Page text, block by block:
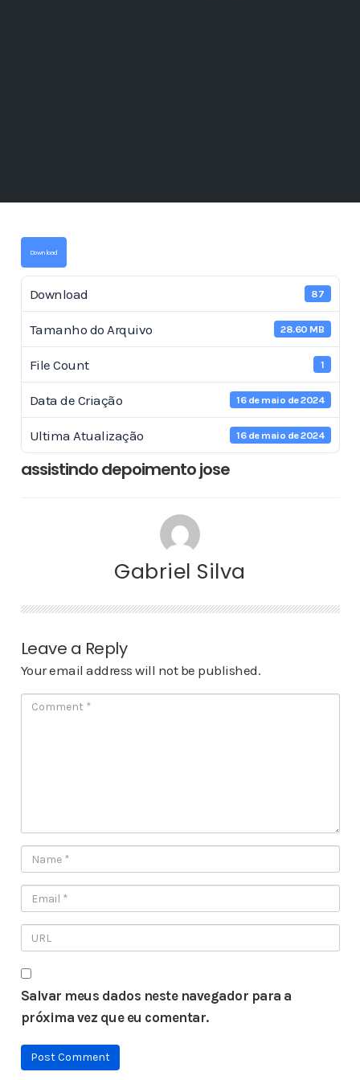
Download
Download 87
Tamanho do Arquivo 28.60 MB
File Count 1
Data de Criação 16 de maio de 2024
Ultima Atualização 16 de maio de 2024
assistindo depoimento jose
Gabriel Silva
Leave a Reply
Your email address will not be published.
Salvar meus dados neste navegador para a
próxima vez que eu comentar.